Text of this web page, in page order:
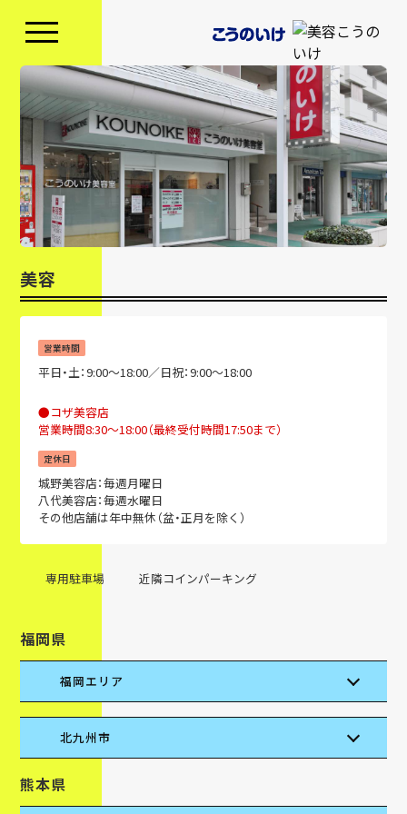
美容
営業時間
平日・土：9:00〜18:00／日祝：9:00〜18:00
●コザ美容店
営業時間8:30～18:00（最終受付時間17:50まで）
定休日
城野美容店：毎週月曜日
八代美容店：毎週水曜日
その他店舗は年中無休（盆・正月を除く）
専用駐車場 近隣コインパーキング
福岡県
福岡エリア
北九州市
熊本県